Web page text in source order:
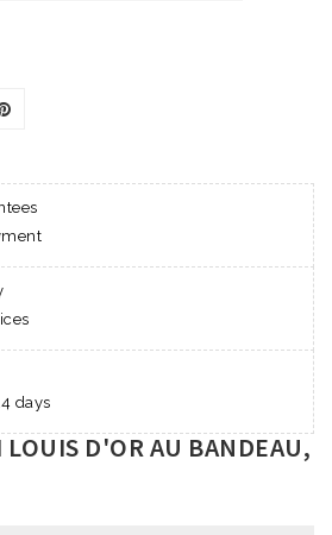
days
LOUIS D'OR AU BANDEAU,